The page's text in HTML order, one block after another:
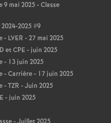
mai 2025 - Classe
2025 #9
LVER - 27 mai 2025
et CPE - juin 2025
- 13 juin 2025
- Carrière - 17 juin 2025
TZR - Juin 2025
- juin 2025